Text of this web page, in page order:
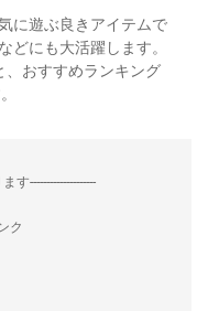
に遊ぶ良きアイテムで
どにも大活躍します。
、おすすめランキング
す--------------------
ク